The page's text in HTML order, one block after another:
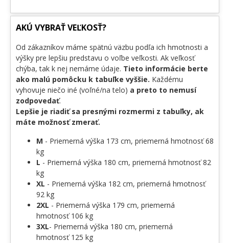
AKÚ VYBRAŤ VEĽKOSŤ?
Od zákazníkov máme spätnú väzbu podľa ich hmotnosti a
výšky pre lepšiu predstavu o voľbe veľkosti. Ak veľkosť
chýba, tak k nej nemáme údaje. Tieto informácie berte
ako malú pomôcku k tabuľke vyššie. Každému
vyhovuje niečo iné (voľné/na telo) a preto to nemusí
zodpovedať.
Lepšie je riadiť sa presnými rozmermi z tabuľky, ak
máte možnosť zmerať.
M - Priemerná výška 173 cm, priemerná hmotnosť 68
kg
L - Priemerná výška 180 cm, priemerná hmotnosť 82
kg
XL - Priemerná výška 182 cm, priemerná hmotnosť
92 kg
2XL - Priemerná výška 179 cm, priemerná
hmotnosť 106 kg
3XL- Priemerná výška 180 cm, priemerná
hmotnosť 125 kg